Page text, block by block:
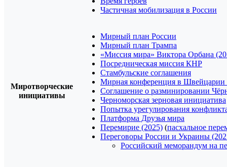
Частичная мобилизация в России
Миротворческие
инициативы
Мирный план России
Мирный план Трампа
«Миссия мира» Виктора Орбана
Посредническая миссия КНР
Стамбульские соглашения
Мирная конференция в Швейцарии
Соглашение о разминировании
Черноморская зерновая инициатива
Попытка урегулирования
Платформа Друзья мира
Перемирие (2025) (пасхальное
Переговоры России и Украины
Российский меморандум на